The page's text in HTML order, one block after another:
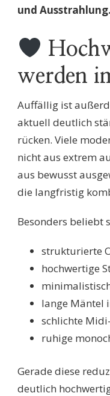
und Ausstrahlung.
werden
Auffällig ist
aktuell deutlich
rücken. Viele
nicht aus extrem
aus bewusst
die langfristig
Besonders beliebt
strukturierte
hochwertige
lange Mäntel
schlichte
ruhige
Gerade diese
deutlich